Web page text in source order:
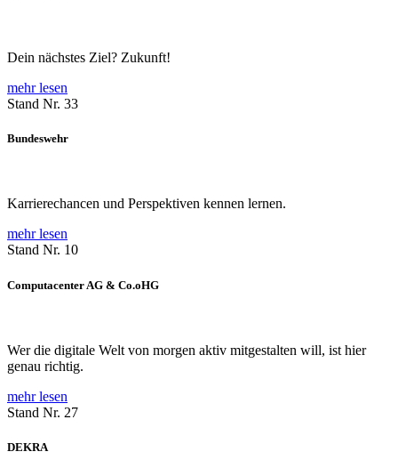
Dein nächstes Ziel? Zukunft!
mehr lesen
Stand Nr. 33
Bundeswehr
Karrierechancen und Perspektiven kennen lernen.
mehr lesen
Stand Nr. 10
Computacenter AG & Co.oHG
Wer die digitale Welt von morgen aktiv mitgestalten will, ist hier
genau richtig.
mehr lesen
Stand Nr. 27
DEKRA